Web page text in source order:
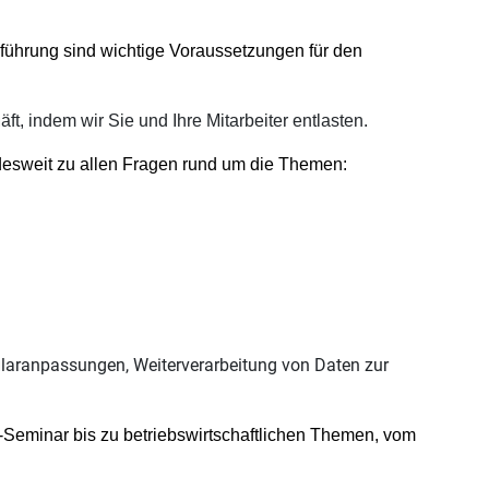
sind wichtige Voraussetzungen für den
indem wir Sie und Ihre Mitarbeiter entlasten.
zu allen Fragen rund um die Themen:
Weiterverarbeitung von Daten zur
bis zu betriebswirtschaftlichen Themen, vom